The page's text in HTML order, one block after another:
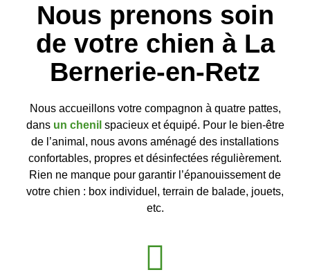
Nous prenons soin
de votre chien à La
Bernerie-en-Retz
Nous accueillons votre compagnon à quatre pattes,
dans un chenil spacieux et équipé. Pour le bien-être
de l’animal, nous avons aménagé des installations
confortables, propres et désinfectées régulièrement.
Rien ne manque pour garantir l’épanouissement de
votre chien : box individuel, terrain de balade, jouets,
etc.